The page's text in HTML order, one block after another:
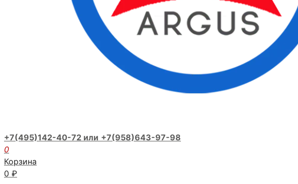
+7(495)142-40-72 или +7(958)643-97-98
0
Корзина
0 ₽